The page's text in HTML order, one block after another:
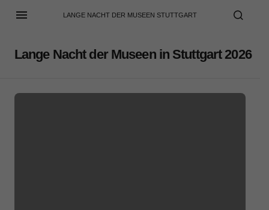
LANGE NACHT DER MUSEEN STUTTGART
Lange Nacht der Museen in Stuttgart 2026